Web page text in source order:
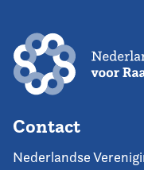
Contact
Nederlandse